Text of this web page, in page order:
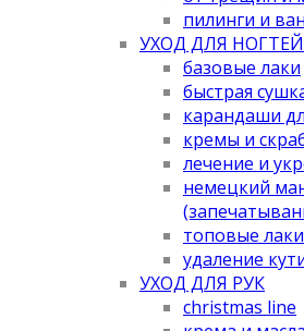
пилинги и
УХОД ДЛЯ НОГТЕЙ
базовые лаки
быстрая
карандаши
кремы и
лечение и
немецкий
топовые лаки
удаление
УХОД ДЛЯ РУК
christmas line